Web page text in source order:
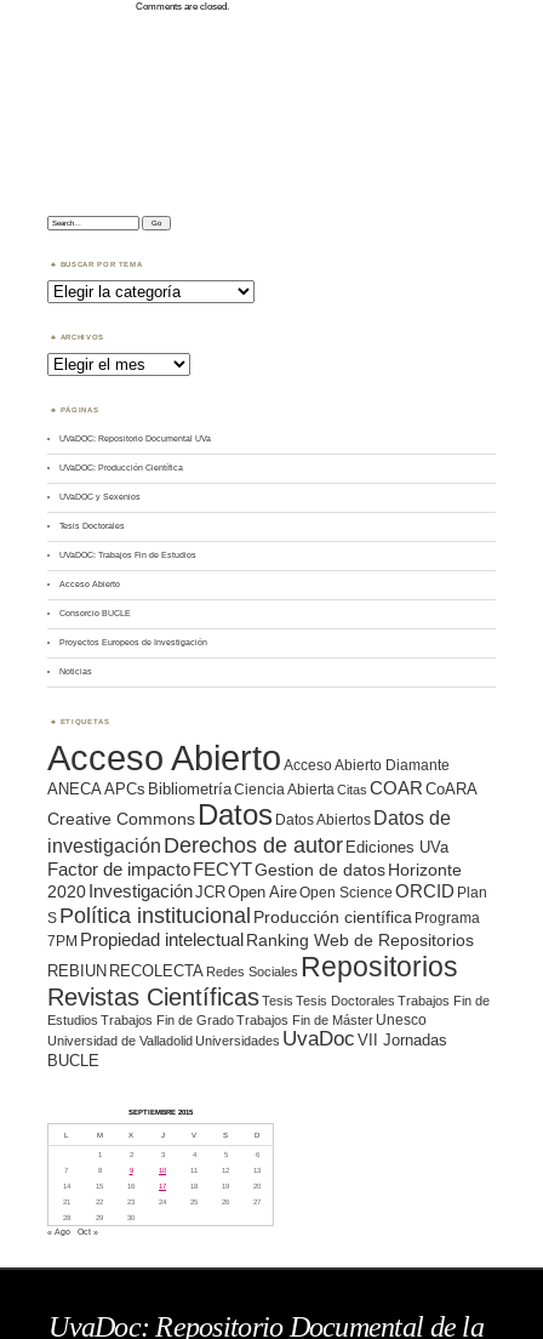
Comments are closed.
Search:
BUSCAR POR TEMA
Buscar
por
Tema
ARCHIVOS
Archivos
PÁGINAS
UVaDOC: Repositorio Documental UVa
UVaDOC: Producción Científica
UVaDOC y Sexenios
Tesis Doctorales
UVaDOC: Trabajos Fin de Estudios
Acceso Abierto
Consorcio BUCLE
Proyectos Europeos de Investigación
Noticias
ETIQUETAS
Acceso Abierto Acceso Abierto Diamante
ANECAAPCs BibliometríaCiencia Abierta Citas COAR CoARA
Creative Commons Datos Datos Abiertos Datos de
investigación Derechos de autor Ediciones UVa
Factor de impacto FECYTGestion de datosHorizonte
2020 InvestigaciónJCROpen AireOpen Science ORCID Plan
S Política institucional Producción científica Programa
7PM Propiedad intelectual Ranking Web de Repositorios
REBIUN RECOLECTA Redes Sociales Repositorios
Revistas CientíficasTesis Tesis Doctorales Trabajos Fin de
Estudios Trabajos Fin de GradoTrabajos Fin de Máster Unesco
Universidad de Valladolid Universidades UvaDoc VII Jornadas
BUCLE
SEPTIEMBRE 2015
L M X J V S D
1 2 3 4 5
6
7
8 9 10 11 12
13
14
15 16 17 18 19
20
21
22 23 24 25 26
27
28
29 30
« Ago Oct »
UvaDoc: Repositorio Documental de la